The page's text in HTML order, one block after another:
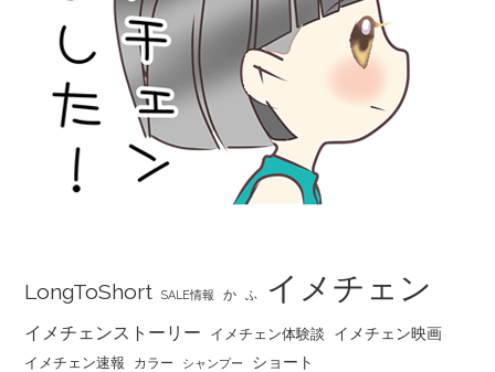
LongToShort SALE情報 か ふ イメチェン
イメチェンストーリー イメチェン体験談 イメチェン映画
イメチェン速報 カラー シャンプー ショート